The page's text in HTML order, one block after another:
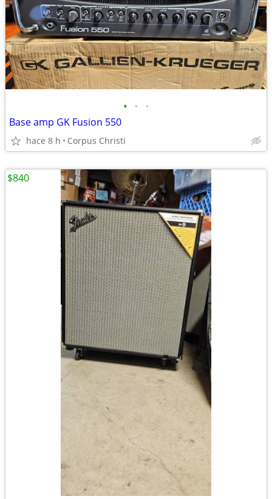
• • •
Base amp GK Fusion 550
hace 8 h Corpus Christi
$840